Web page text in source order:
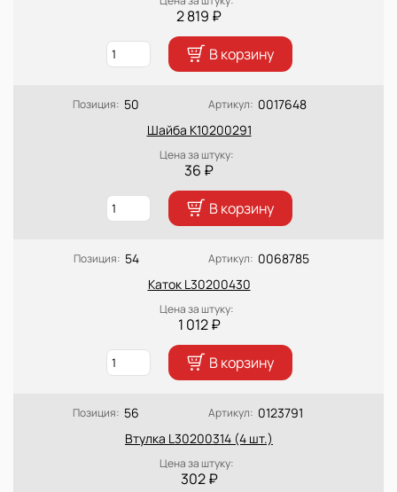
2 819 ₽
В корзину
Позиция: 50 Артикул: 0017648
Шайба K10200291
Цена за штуку:
36 ₽
В корзину
Позиция: 54 Артикул: 0068785
Каток L30200430
Цена за штуку:
1 012 ₽
В корзину
Позиция: 56 Артикул: 0123791
Втулка L30200314 (4 шт.)
Цена за штуку:
302 ₽